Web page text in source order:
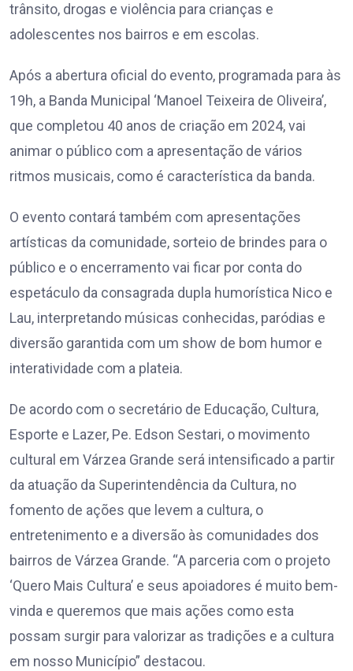
trânsito, drogas e violência para crianças e
adolescentes nos bairros e em escolas.
Após a abertura oficial do evento, programada para às
19h, a Banda Municipal ‘Manoel Teixeira de Oliveira’,
que completou 40 anos de criação em 2024, vai
animar o público com a apresentação de vários
ritmos musicais, como é característica da banda.
O evento contará também com apresentações
artísticas da comunidade, sorteio de brindes para o
público e o encerramento vai ficar por conta do
espetáculo da consagrada dupla humorística Nico e
Lau, interpretando músicas conhecidas, paródias e
diversão garantida com um show de bom humor e
interatividade com a plateia.
De acordo com o secretário de Educação, Cultura,
Esporte e Lazer, Pe. Edson Sestari, o movimento
cultural em Várzea Grande será intensificado a partir
da atuação da Superintendência da Cultura, no
fomento de ações que levem a cultura, o
entretenimento e a diversão às comunidades dos
bairros de Várzea Grande. “A parceria com o projeto
‘Quero Mais Cultura’ e seus apoiadores é muito bem-
vinda e queremos que mais ações como esta
possam surgir para valorizar as tradições e a cultura
em nosso Município” destacou.